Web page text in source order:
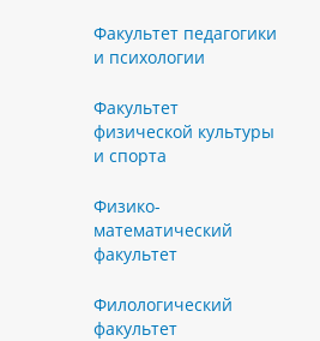
Факультет педагогики
и психологии
Факультет
физической культуры
и спорта
Физико-
математический
факультет
Филологический
факультет